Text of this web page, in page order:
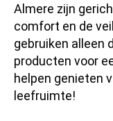
Almere zijn
comfort en de
gebruiken alleen
producten voor
helpen genieten
leefruimte!